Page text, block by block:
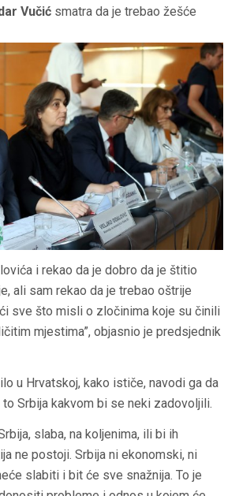
Vučić smatra da je trebao žešće
i rekao da je dobro da je štitio
ali sam rekao da je trebao oštrije
sve što misli o zločinima koje su činili
mjestima”, objasnio je predsjednik
u Hrvatskoj, kako ističe, navodi ga da
Srbija kakvom bi se neki zadovoljili.
slaba, na koljenima, ili bi ih
ne postoji. Srbija ni ekonomski, ni
slabiti i bit će sve snažnija. To je